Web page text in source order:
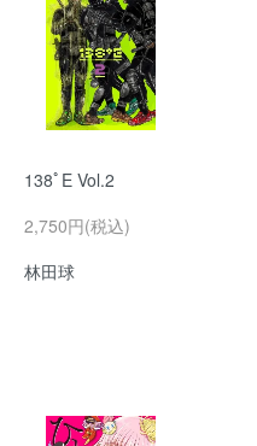
138ﾟE Vol.2
2,750円(税込)
林田球